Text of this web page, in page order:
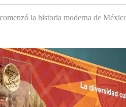
la historia moderna de